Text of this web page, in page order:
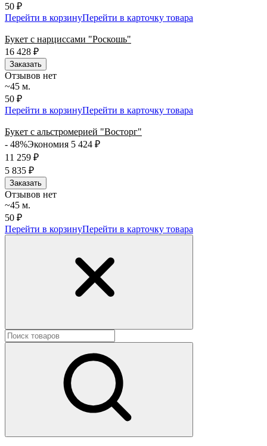
50 ₽
Перейти в корзинуПерейти в карточку товара
Букет с нарциссами "Роскошь"
16 428 ₽
Заказать
Отзывов нет
~45 м.
50 ₽
Перейти в корзинуПерейти в карточку товара
Букет с альстромерией "Восторг"
- 48%Экономия 5 424 ₽
11 259 ₽
5 835 ₽
Заказать
Отзывов нет
~45 м.
50 ₽
Перейти в корзинуПерейти в карточку товара